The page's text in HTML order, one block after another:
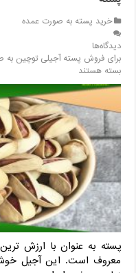
خرید پسته به صورت عمده
دیدگاه‌ها
برای فروش پسته آجیلی توچین به
بسته هستند
پسته به عنوان با ارزش
معروف است. این آجیل